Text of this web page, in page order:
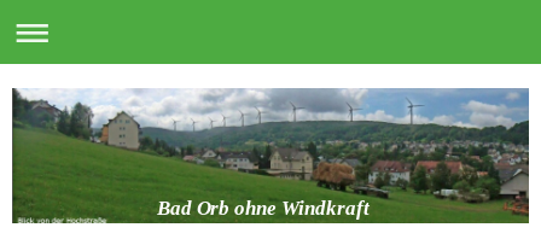
Bad Orb ohne Windkraft